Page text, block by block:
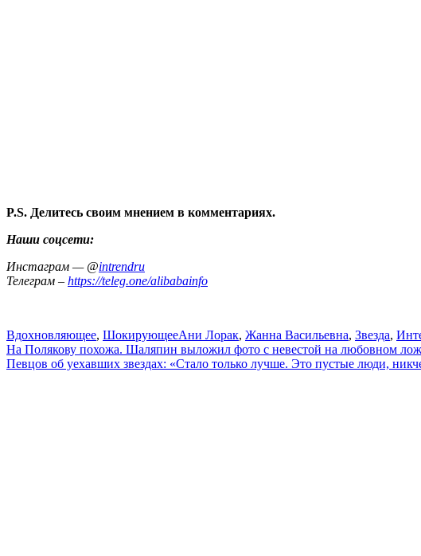
P.S. Делитесь своим мнением в комментариях.
Наши соцсети:
Инстаграм — @intrendru
Телеграм – https://teleg.one/alibabainfo
Вдохновляющее, ШокирующееАни Лорак, Жанна Васильевна, Звезда,
Навигация
по
На Полякову похожа. Шаляпин выложил фото с невестой на любовном
Певцов об уехавших звездах: «Стало только лучше. Это пустые люди,